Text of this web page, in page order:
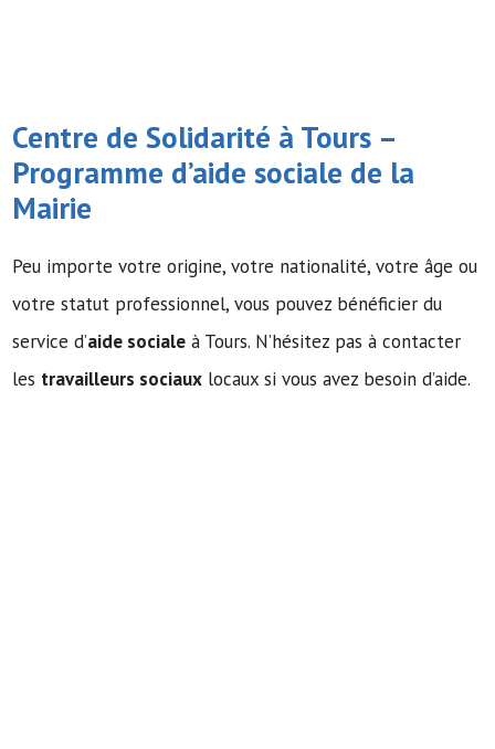
Centre de Solidarité à Tours –
Programme d’aide sociale de la
Mairie
Peu importe votre origine, votre nationalité, votre âge ou
votre statut professionnel, vous pouvez bénéficier du
service d’aide sociale à Tours. N’hésitez pas à contacter
les travailleurs sociaux locaux si vous avez besoin d’aide.